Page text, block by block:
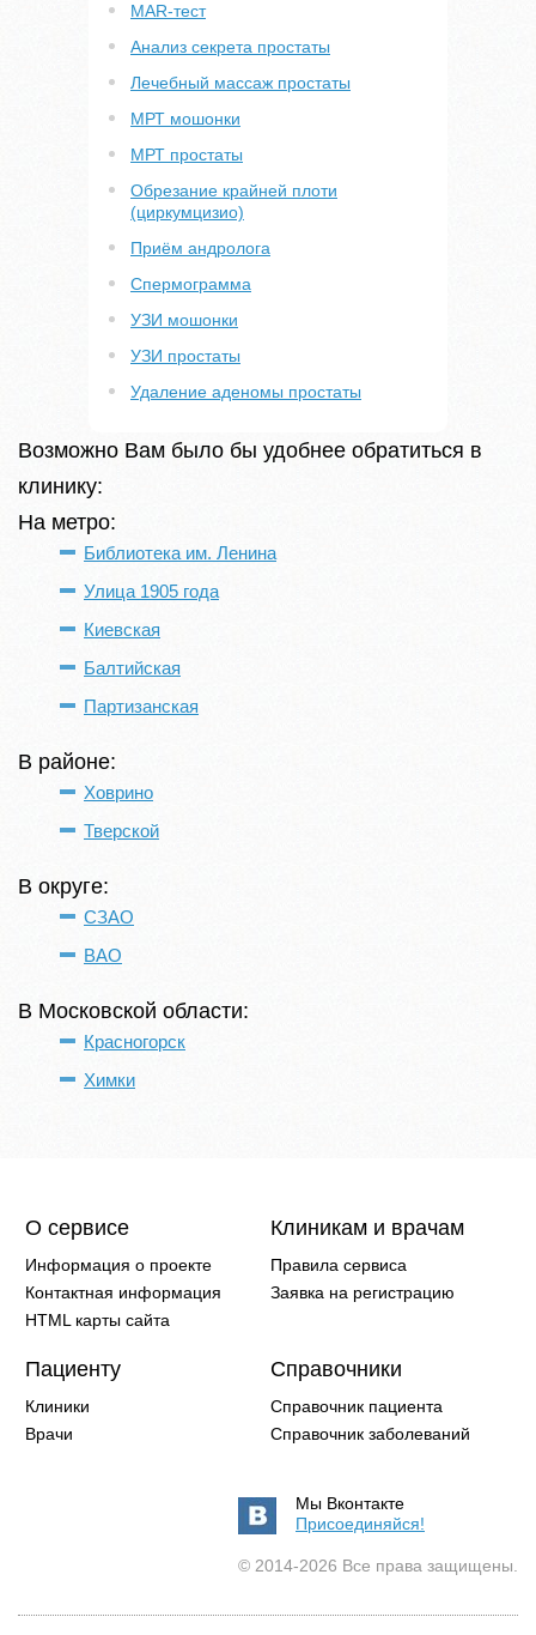
MAR-тест
Анализ секрета простаты
Лечебный массаж простаты
МРТ мошонки
МРТ простаты
Обрезание крайней плоти
(циркумцизио)
Приём андролога
Спермограмма
УЗИ мошонки
УЗИ простаты
Удаление аденомы простаты
Возможно Вам было бы удобнее обратиться в
клинику:
На метро:
Библиотека им. Ленина
Улица 1905 года
Киевская
Балтийская
Партизанская
В районе:
Ховрино
Тверской
В округе:
СЗАО
ВАО
В Московской области:
Красногорск
Химки
О сервисе
Информация о проекте
Контактная информация
HTML карты сайта
Клиникам и врачам
Правила сервиса
Заявка на регистрацию
Пациенту
Клиники
Врачи
Справочники
Справочник пациента
Справочник заболеваний
Мы Вконтакте
Присоединяйся!
© 2014-2026 Все права защищены.